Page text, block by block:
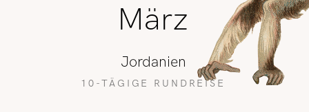
März
Jordanien
10-TÄGIGE RUNDREISE